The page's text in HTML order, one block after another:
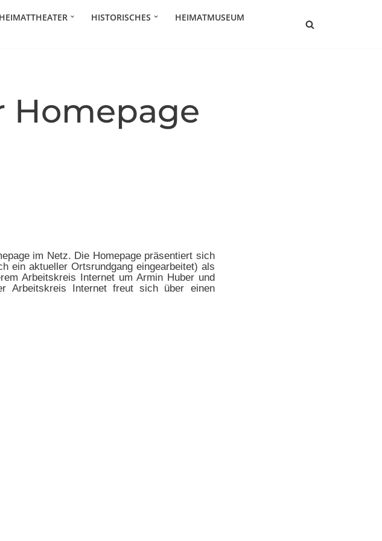
HEIMATTHEATER HISTORISCHES
HEIMATMUSEUM
Homepage
im Netz. Die Homepage präsentiert sich
ein aktueller Ortsrundgang eingearbeitet) als
Arbeitskreis Internet um Armin Huber und
Arbeitskreis Internet freut sich über einen